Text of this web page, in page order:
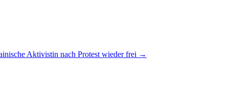
Aktivistin nach Protest wieder frei →